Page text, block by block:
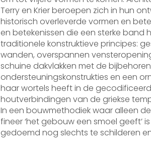
Terry en Krier beroepen zich in hun
historisch overleverde vormen en
en betekenissen die een sterke band
traditionele konstruktieve principes:
wanden, overspannen
schuine dakvlakken met de
ondersteuningskonstrukties en een
haar wortels heeft in de
houtverbindingen van de griekse
In een bouwmethodiek waar alleen
fineer ‘het gebouw een smoel geeft’
gedoemd nog slechts te schilderen